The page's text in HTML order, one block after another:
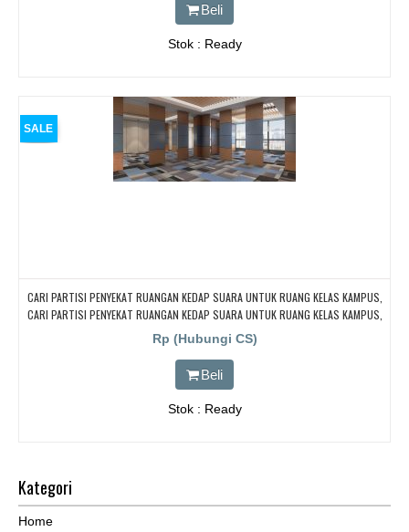
Beli
Stok : Ready
SALE
CARI PARTISI PENYEKAT RUANGAN KEDAP SUARA UNTUK RUANG KELAS KAMPUS,
CARI PARTISI PENYEKAT RUANGAN KEDAP SUARA UNTUK RUANG KELAS KAMPUS,
CARI PARTISI PENYEKAT RUANGAN KEDAP SUARA UNTUK RUANG KELAS KAMPUS,
CARI PARTISI PENYEKAT RUANGAN KEDAP SUARA UNTUK RUANG KELAS KAMPUS,
CARI PARTISI PENYEKAT RUANGAN KEDAP SUARA UNTUK RUANG KELAS KAMPUS
Rp (Hubungi CS)
Beli
Stok : Ready
Kategori
Home